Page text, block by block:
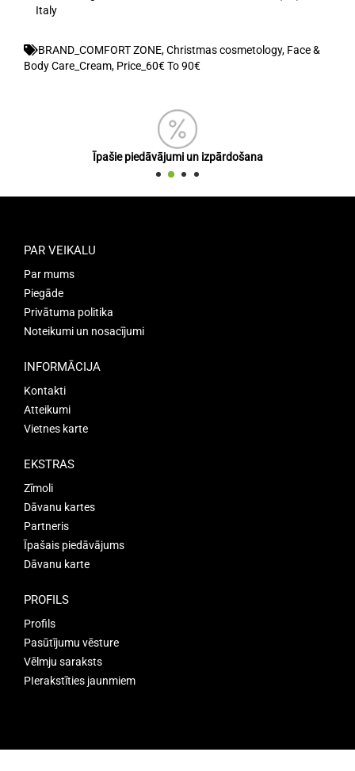
Italy
BRAND_COMFORT ZONE,Christmas cosmetology, Face &
Body Care_Cream, Price_60€ To 90€
Īpašie piedāvājumi un izpārdošana
PAR VEIKALU
Par mums
Piegāde
Privātuma politika
Noteikumi un nosacījumi
INFORMĀCIJA
Kontakti
Atteikumi
Vietnes karte
EKSTRAS
Zīmoli
Dāvanu kartes
Partneris
Īpašais piedāvājums
Dāvanu karte
PROFILS
Profils
Pasūtījumu vēsture
Vēlmju saraksts
PIerakstīties jaunmiem